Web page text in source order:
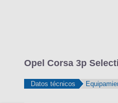
Opel Corsa 3p